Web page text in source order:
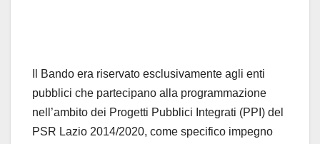
Il Bando era riservato esclusivamente agli enti
pubblici che partecipano alla programmazione
nell’ambito dei Progetti Pubblici Integrati (PPI) del
PSR Lazio 2014/2020, come specifico impegno